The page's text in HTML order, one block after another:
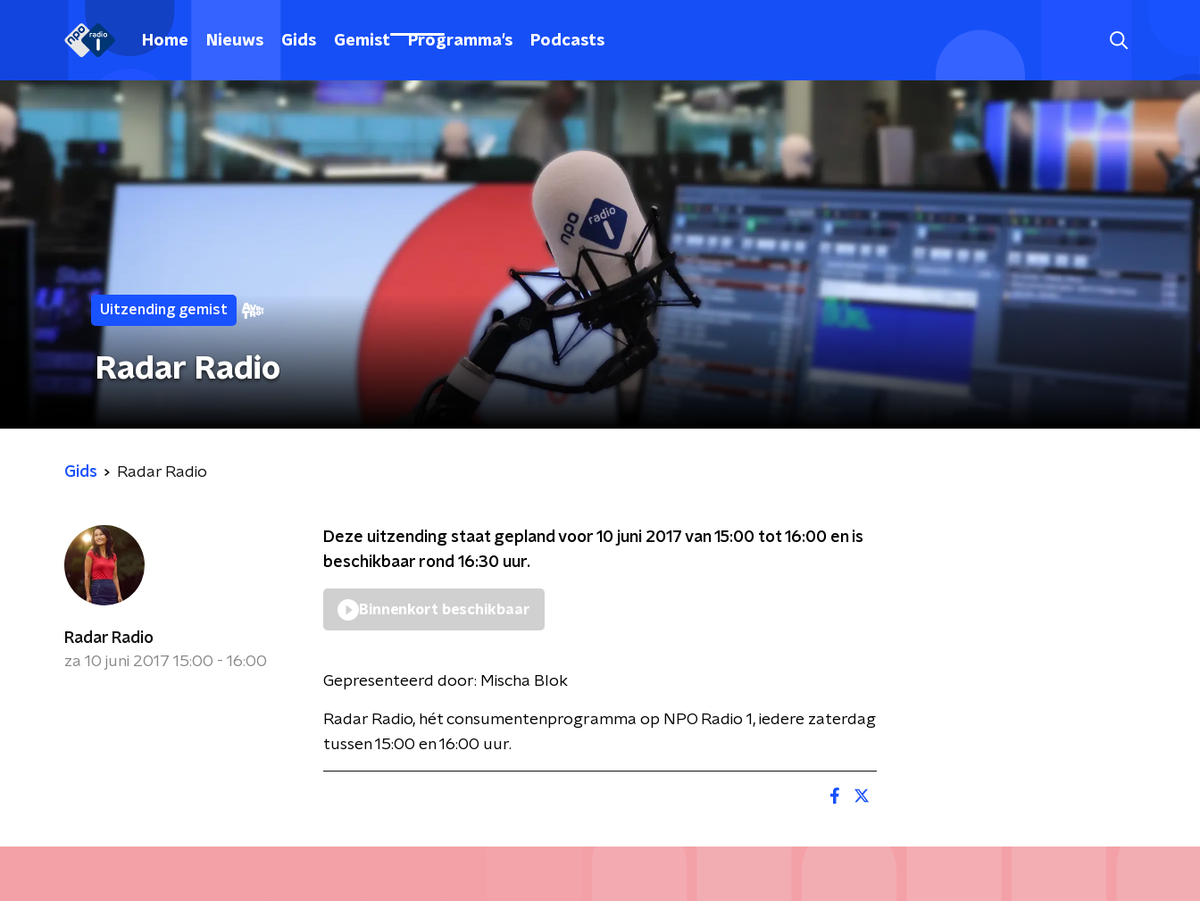
Home Nieuws Gids Gemist Programma's Podcasts
Uitzending gemist
Radar Radio
Gids Radar Radio
Radar Radio
za 10 juni 2017 15:00 - 16:00
Deze uitzending staat gepland voor 10 juni 2017 van 15:00 tot 16:00 en is
beschikbaar rond 16:30 uur.
Binnenkort beschikbaar
Gepresenteerd door: Mischa Blok
Radar Radio, hét consumentenprogramma op NPO Radio 1, iedere zaterdag
tussen 15:00 en 16:00 uur.